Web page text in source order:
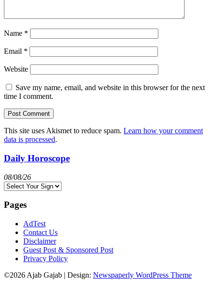
Name *
Email *
Website
Save my name, email, and website in this browser for the next
time I comment.
This site uses Akismet to reduce spam. Learn how your comment
data is processed.
Daily Horoscope
08/08/26
Pages
AdTest
Contact Us
Disclaimer
Guest Post & Sponsored Post
Privacy Policy
©2026 Ajab Gajab | Design: Newspaperly WordPress Theme